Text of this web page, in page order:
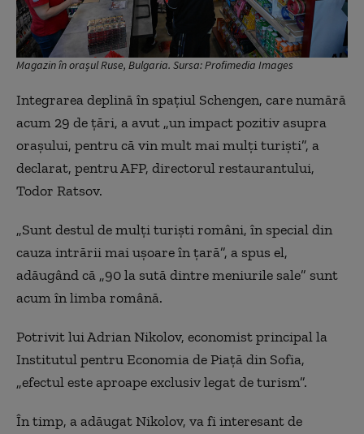
Magazin în orașul Ruse, Bulgaria. Sursa: Profimedia Images
Integrarea deplină în spațiul Schengen, care numără
acum 29 de țări, a avut „un impact pozitiv asupra
orașului, pentru că vin mult mai mulți turiști”, a
declarat, pentru AFP, directorul restaurantului,
Todor Ratsov.
„Sunt destul de mulți turiști români, în special din
cauza intrării mai ușoare în țară”, a spus el,
adăugând că „90 la sută dintre meniurile sale” sunt
acum în limba română.
Potrivit lui Adrian Nikolov, economist principal la
Institutul pentru Economia de Piață din Sofia,
„efectul este aproape exclusiv legat de turism”.
În timp, a adăugat Nikolov, va fi interesant de